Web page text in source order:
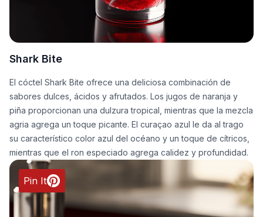
Shark Bite
El cóctel Shark Bite ofrece una deliciosa combinación de
sabores dulces, ácidos y afrutados. Los jugos de naranja y
piña proporcionan una dulzura tropical, mientras que la mezcla
agria agrega un toque picante. El curaçao azul le da al trago
su característico color azul del océano y un toque de cítricos,
mientras que el ron especiado agrega calidez y profundidad.
Pin It